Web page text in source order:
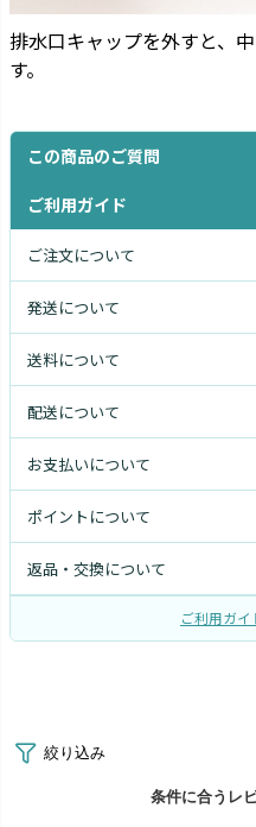
排水口キャップを外すと、
す。
この商品のご質問
ご利用ガイド
ご注文について
発送について
送料について
配送について
お支払いについて
ポイントについて
返品・交換について
ご利用ガイ